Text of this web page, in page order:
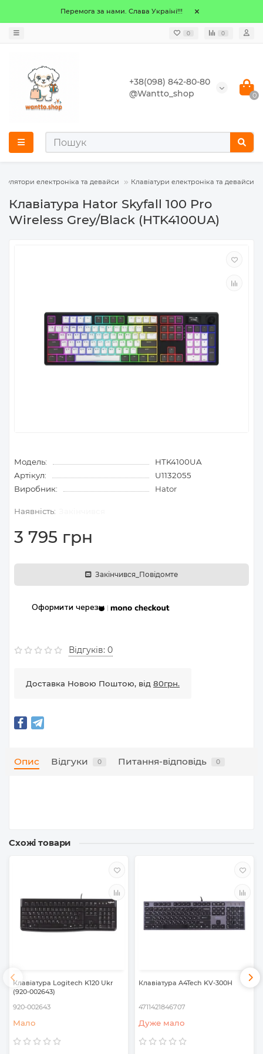
Перемога за нами. Слава Україні!!!
0 0
+38(098) 842-80-80
@Wantto_shop
0
електроніка та девайси Клавіатури електроніка та девайси
Клавіатура Hator Skyfall 100 Pro
Wireless Grey/Black (HTK4100UA)
Модель:
HTK4100UA
Артікул:
U1132055
Виробник:
Hator
3 795 грн
Закінчився_Повідомте
Оформити через
Відгуків: 0
Доставка Новою Поштою, від 80грн.
Опис Відгуки 0 Питання-відповідь 0
Схожі товари
Клавіатура Logitech K120 Ukr
(920-002643)
920-002643
Мало
Клавіатура A4Tech KV-300H
4711421846707
Дуже мало